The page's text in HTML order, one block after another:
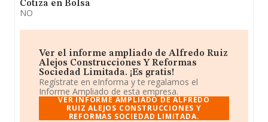
Cotiza en Bolsa
NO
Ver el informe ampliado de Alfredo Ruiz
Alejos Construcciones Y Reformas
Sociedad Limitada. ¡Es gratis!
Regístrate en eInforma y te regalamos el
Informe Ampliado de esta empresa.
VER INFORME AMPLIADO DE ALFREDO
RUIZ ALEJOS CONSTRUCCIONES Y
REFORMAS SOCIEDAD LIMITADA.